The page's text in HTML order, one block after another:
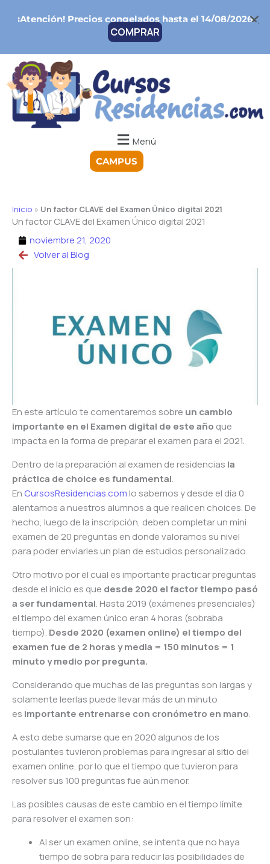
¡Atención!Precios congelados hasta el 14/08/2026
COMPRAR
Menú
CAMPUS
Inicio » Un factor CLAVE del Examen Único digital 2021
Un factor CLAVE del Examen Único digital 2021
noviembre 21, 2020
Volver al Blog
En este artículo te comentaremos sobre un cambio
importante en el Examen digital de este año que
impacta en la forma de preparar el examen para el 2021.
Dentro de la preparación al examen de residencias la
práctica de choice es fundamental.
En CursosResidencias.com lo sabemos y desde el día 0
alentamos a nuestros alumnos a que realicen choices. De
hecho, luego de la inscripción, deben completar un mini
examen de 20 preguntas en donde valoramos su nivel
para poder enviarles un plan de estudios personalizado.
Otro motivo por el cual es importante practicar preguntas
desde el inicio es que desde 2020 el factor tiempo pasó
a ser fundamental. Hasta 2019 (exámenes presenciales)
el tiempo del examen único eran 4 horas (sobraba
tiempo). Desde 2020 (examen online) el tiempo del
examen fue de 2 horas y media = 150 minutos = 1
minuto y medio por pregunta.
Considerando que muchas de las preguntas son largas y
solamente leerlas puede llevar más de un minuto
es importante entrenarse con cronómetro en mano.
A esto debe sumarse que en 2020 algunos de los
postulantes tuvieron problemas para ingresar al sitio del
examen online, por lo que el tiempo que tuvieron para
resolver sus 100 preguntas fue aún menor.
Las posibles causas de este cambio en el tiempo límite
para resolver el examen son:
Al ser un examen online, se intenta que no haya
tiempo de sobra para reducir las posibilidades de